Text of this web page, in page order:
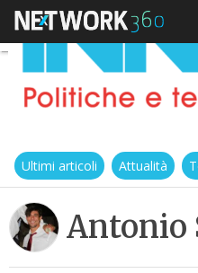
Ultimi articoli Attualità
Antonio